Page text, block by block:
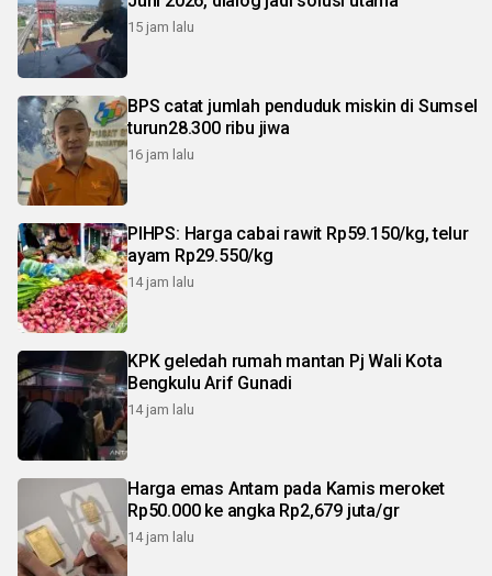
15 jam lalu
BPS catat jumlah penduduk miskin di Sumsel
turun28.300 ribu jiwa
16 jam lalu
PIHPS: Harga cabai rawit Rp59.150/kg, telur
ayam Rp29.550/kg
14 jam lalu
KPK geledah rumah mantan Pj Wali Kota
Bengkulu Arif Gunadi
14 jam lalu
Harga emas Antam pada Kamis meroket
Rp50.000 ke angka Rp2,679 juta/gr
14 jam lalu